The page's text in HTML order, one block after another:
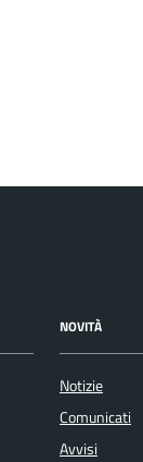
NOVITÀ
Notizie
Comunicati
Avvisi